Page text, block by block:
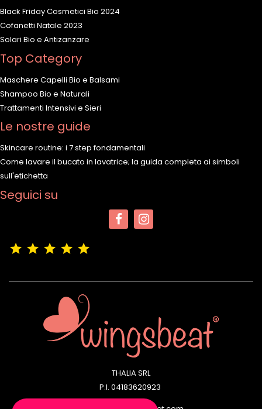
Black Friday Cosmetici Bio 2024
Cofanetti Natale 2023
Solari Bio e Antizanzare
Top Category
Maschere Capelli Bio e Balsami
Shampoo Bio e Naturali
Trattamenti Intensivi e Sieri
Le nostre guide
Skincare routine: i 7 step fondamentali
Come lavare il bucato in lavatrice; la guida completa ai simboli
sull'etichetta
Seguici su
THALIA SRL
P.I. 04183620923